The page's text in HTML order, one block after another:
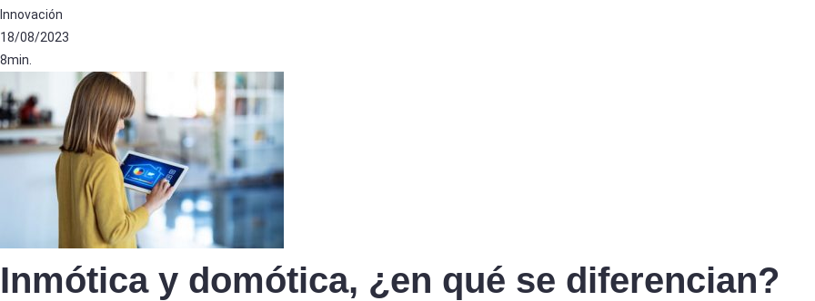
Innovación
18/08/2023
8min.
Inmótica y domótica, ¿en qué se diferencian?